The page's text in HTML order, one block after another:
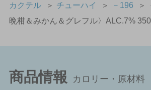
カクテル
＞ チューハイ ＞ －196 ＞
晩柑＆みかん＆グレフル〉ALC.7%
商品情報 カロリー・原材料